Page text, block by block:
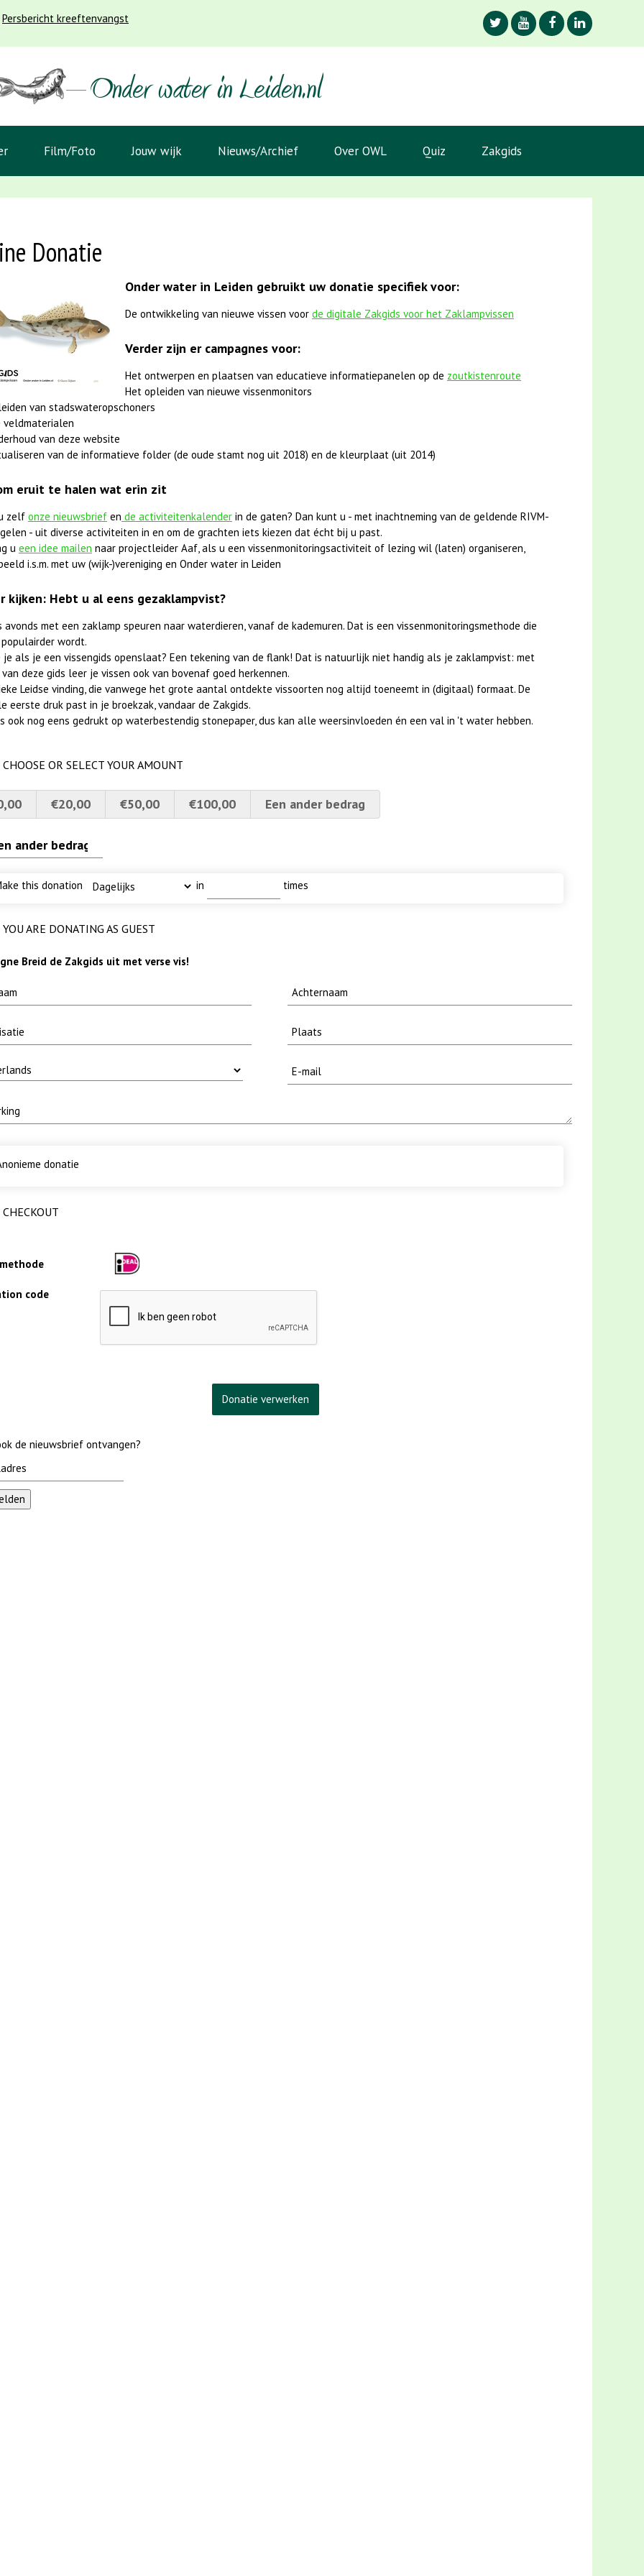
Persbericht kreeftenvangst
Film/Foto Jouw wijk Nieuws/Archief Over OWL Quiz Zakgids
Donatie
Onder water in Leiden gebruikt uw donatie specifiek voor:
De ontwikkeling van nieuwe vissen voor de digitale Zakgids voor het Zaklampvissen
Verder zijn er campagnes voor:
Het ontwerpen en plaatsen van educatieve informatiepanelen op de zoutkistenroute
Het opleiden van nieuwe vissenmonitors
van stadswateropschoners
veldmaterialen
van deze website
van de informatieve folder (de oude stamt nog uit 2018) en de kleurplaat (uit 2014)
eruit te halen wat erin zit
zelf onze nieuwsbrief en de activiteitenkalender in de gaten? Dan kunt u - met inachtneming van de geldende RIVM-
- uit diverse activiteiten in en om de grachten iets kiezen dat écht bij u past.
u een idee mailen naar projectleider Aaf, als u een vissenmonitoringsactiviteit of lezing wil (laten) organiseren,
i.s.m. met uw (wijk-)vereniging en Onder water in Leiden
kijken: Hebt u al eens gezaklampvist?
avonds met een zaklamp speuren naar waterdieren, vanaf de kademuren. Dat is een vissenmonitoringsmethode die
wordt.
je als je een vissengids openslaat? Een tekening van de flank! Dat is natuurlijk niet handig als je zaklampvist: met
deze gids leer je vissen ook van bovenaf goed herkennen.
Leidse vinding, die vanwege het grote aantal ontdekte vissoorten nog altijd toeneemt in (digitaal) formaat. De
eerste druk past in je broekzak, vandaar de Zakgids.
ook nog eens gedrukt op waterbestendig stonepaper, dus kan alle weersinvloeden én een val in 't water hebben.
CHOOSE OR SELECT YOUR AMOUNT
€20,00 €50,00 €100,00 Een ander bedrag
this donation in times
YOU ARE DONATING AS GUEST
Breid de Zakgids uit met verse vis!
donatie
CHECKOUT
code
de nieuwsbrief ontvangen?
nieuwsbrief-